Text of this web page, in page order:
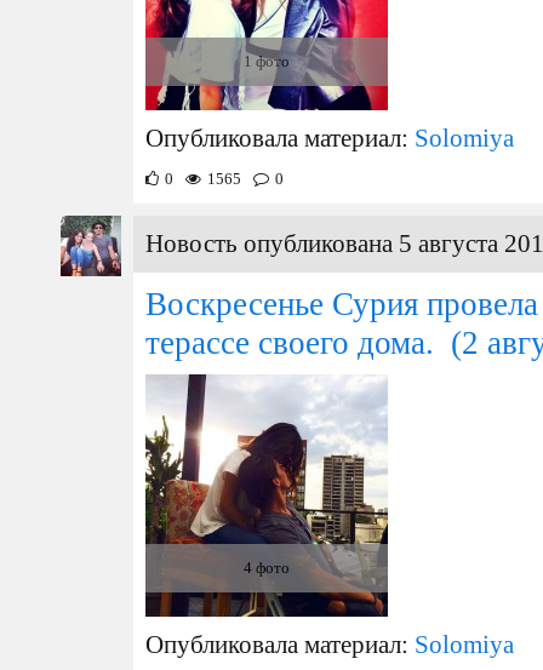
1 фото
Опубликовала материал: Solomiya
0 1565 0
Новость опубликована 5 августа
Воскресенье Сурия
терассе своего дома. (2
4 фото
Опубликовала материал: Solomiya